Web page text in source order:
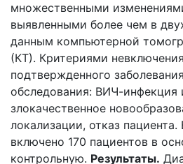
множественными
выявленными более чем в
данным компьютерной
(КТ). Критериями
подтвержденного
обследования: ВИЧ-инфекция
злокачественное
локализации, отказ
включено 170 пациентов в
контрольную. Результаты.